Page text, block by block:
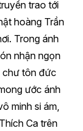
trao tới
hoàng Trần
Trong ánh
nhận ngọn
chư tôn đức
ước ánh
minh si ám,
Ca trên